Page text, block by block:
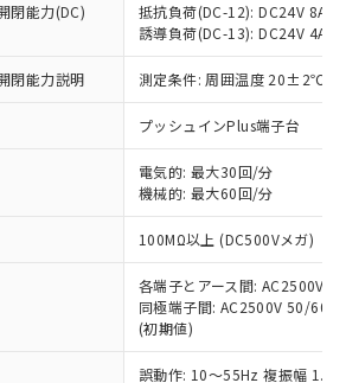
閉能力(DC)
抵抗負荷(DC-12): DC24V 8A/
誘導負荷(DC-13): DC24V 4A/
閉能力説明 測定条件: 周囲温度 20±2℃、
プッシュインPlus端子台
電気的: 最大30回/分
機械的: 最大60回/分
100MΩ以上 (DC500Vメガ)
各端子とアース間: AC2500V
同極端子間: AC2500V 50/
(初期値)
誤動作: 10～55Hz 複振幅
お読みいただき、同意のうえ
い。
ビスは、当社制御機器事業取扱
当社在庫状況および標準価格
を提供させていただくもので
御機器事業取扱商品の中には、
ビスの対象外となる商品もある
ご了承ください。
況および標準価格照会結果は、
ている更新日時点での社内デー
づき作成されるものであり、閲
：EU RoHS指令（10物質）の
応の商品で、対応品を出す予
：EU RoHS指令（10物質）の
状況を調査中または確認中の
イセンス料など無形物で、有
関係のない商品です。
情により、非含有部品として
含有品と判明した場合などや
することがあります。
以下、 水銀(Hg) 1000ppm以下、 カド
均質材料含有率が中国RoHSの
あることを示します。
均質材料含有率が中国RoHSの
ていることを示します。
認です。当社販売部門へお問
質の基準値 (GB/T26572)：
、これら貴社製品のうち、外国
よび外国貿易法に定める商品
｢規制貨物等」という）を輸出
国外への提供する場合は、日本
の輸出許可(または役務取引許